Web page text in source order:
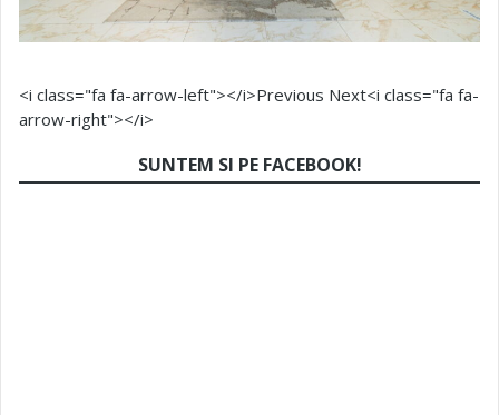
<i class="fa fa-arrow-left"></i>Previous Next<i class="fa fa-
arrow-right"></i>
SUNTEM SI PE FACEBOOK!